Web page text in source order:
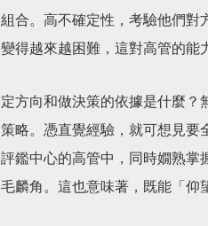
組合。高不確定性，考驗他們對
變得越來越困難，這對高管的能
定方向和做決策的依據是什麼？
策略。憑直覺經驗，就可想見
評鑑中心的高管中，同時嫺熟掌
毛麟角。這也意味著，既能「仰